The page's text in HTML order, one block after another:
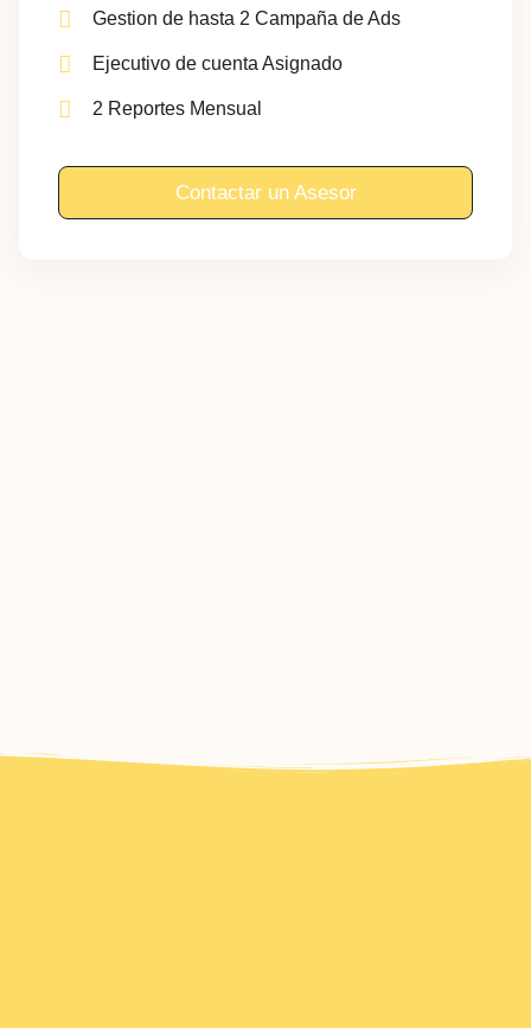
Gestion de hasta 2 Campaña de Ads
Ejecutivo de cuenta Asignado
2 Reportes Mensual
Contactar un Asesor